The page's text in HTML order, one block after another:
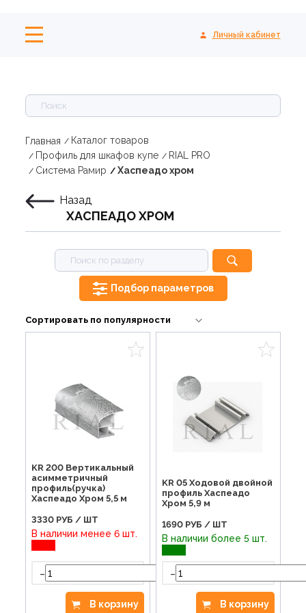
Личный кабинет
Главная
Каталог товаров
Профиль для шкафов купе
RIAL PRO
Система Рамир
Хаспеадо хром
Назад
ХАСПЕАДО ХРОМ
Подбор параметров
KR 200 Вертикальный
асимметричный
профиль(ручка)
Хаспеадо Хром 5,5 м
3330 РУБ / ШТ
В наличии менее 6 шт.
-
В корзину
KR 05 Ходовой двойной
профиль Хаспеадо
Хром 5,9 м
1690 РУБ / ШТ
В наличии более 5 шт.
-
В корзину